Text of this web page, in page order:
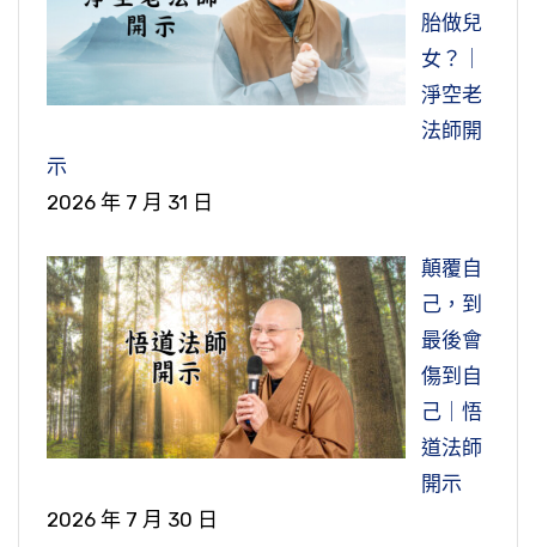
胎做兒
女？｜
淨空老
法師開
示
2026 年 7 月 31 日
顛覆自
己，到
最後會
傷到自
己｜悟
道法師
開示
2026 年 7 月 30 日